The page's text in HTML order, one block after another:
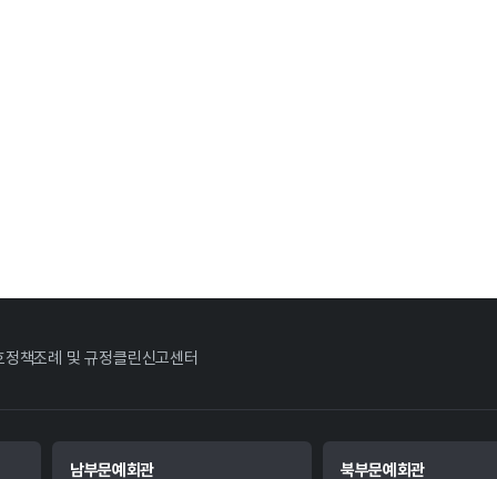
정책조례 및 규정클린신고센터
남부문예회관 북부문예회관